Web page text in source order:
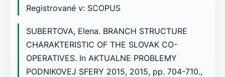
Registrované v: SCOPUS
SUBERTOVA, Elena. BRANCH STRUCTURE
CHARAKTERISTIC OF THE SLOVAK CO-
OPERATIVES. In AKTUALNE PROBLEMY
PODNIKOVEJ SFERY 2015, 2015, pp. 704-710.,